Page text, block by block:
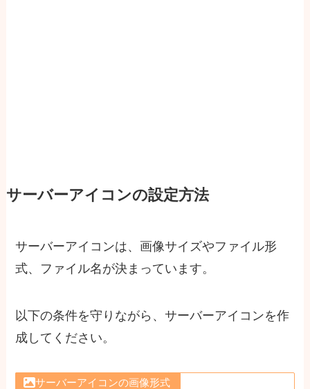
サーバーアイコンの設定方法
サーバーアイコンは、画像サイズやファイル形
式、ファイル名が決まっています。
以下の条件を守りながら、サーバーアイコンを作
成してください。
サーバーアイコンの画像形式